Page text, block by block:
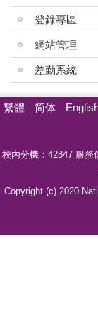
登錄專區
網站管理
差勤系統
繁體 简体
校內分機：42847 服
Copyright (c) 2020